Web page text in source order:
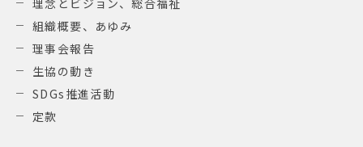
組織概要、あゆみ
理事会報告
生協の動き
SDGs推進活動
定款